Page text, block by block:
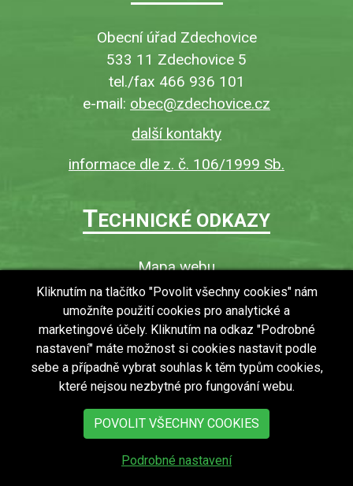
Obecní úřad Zdechovice
533 11 Zdechovice 5
tel./fax 466 936 101
e-mail: obec@zdechovice.cz
další kontakty
informace dle z. č. 106/1999 Sb.
TECHNICKÉ ODKAZY
Mapa webu
O webu
Povinně zveřejňované informace
Ochrana osobních údajů (GDPR)
Vyhledávání
RSS
Bezbariérový přístup v obci
copyright © 2018 - 2026Obec Zdechovice
Kliknutím na tlačítko "Povolit všechny cookies" nám
umožníte použití cookies pro analytické a
marketingové účely. Kliknutím na odkaz "Podrobné
nastavení" máte možnost si cookies nastavit podle
sebe a případně vybrat souhlas k těm typům cookies,
které nejsou nezbytné pro fungování webu.
POVOLIT VŠECHNY COOKIES
Podrobné nastavení